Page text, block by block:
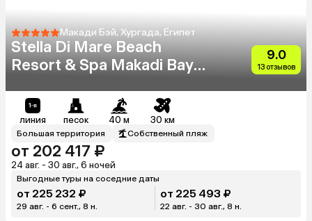
Макади Бэй, Хургада, Египет
Stella Di Mare Beach
Resort & Spa Makadi Bay
Resort & Spa)
9.0
13 отзывов
линия песок 40 м 30 км
Большая территория Собственный пляж
от 202 417 ₽
24 авг. - 30 авг., 6 ночей
Выгодные туры на соседние даты
от 225 232 ₽
29 авг. - 6 сент., 8 н.
от 225 493 ₽
22 авг. - 30 авг., 8 н.